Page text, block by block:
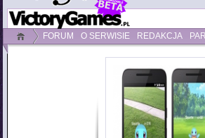
FORUM O SERWISIE REDAKCJA